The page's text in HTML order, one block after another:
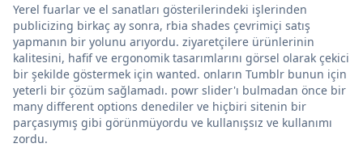
Yerel fuarlar ve el sanatları gösterilerindeki işlerinden
publicizing birkaç ay sonra, rbia shades çevrimiçi satış
yapmanın bir yolunu arıyordu. ziyaretçilere ürünlerinin
kalitesini, hafif ve ergonomik tasarımlarını görsel olarak çekici
bir şekilde göstermek için wanted. onların Tumblr bunun için
yeterli bir çözüm sağlamadı. powr slider'ı bulmadan önce bir
many different options denediler ve hiçbiri sitenin bir
parçasıymış gibi görünmüyordu ve kullanışsız ve kullanımı
zordu.